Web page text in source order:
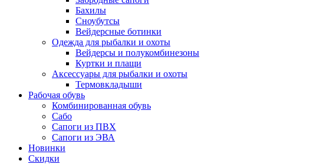
Бахилы
Сноубутсы
Вейдерсные ботинки
Одежда для рыбалки и охоты
Вейдерсы и полукомбинезоны
Куртки и плащи
Аксессуары для рыбалки и охоты
Термовкладыши
Рабочая обувь
Комбинированная обувь
Сабо
Сапоги из ПВХ
Сапоги из ЭВА
Новинки
Скидки